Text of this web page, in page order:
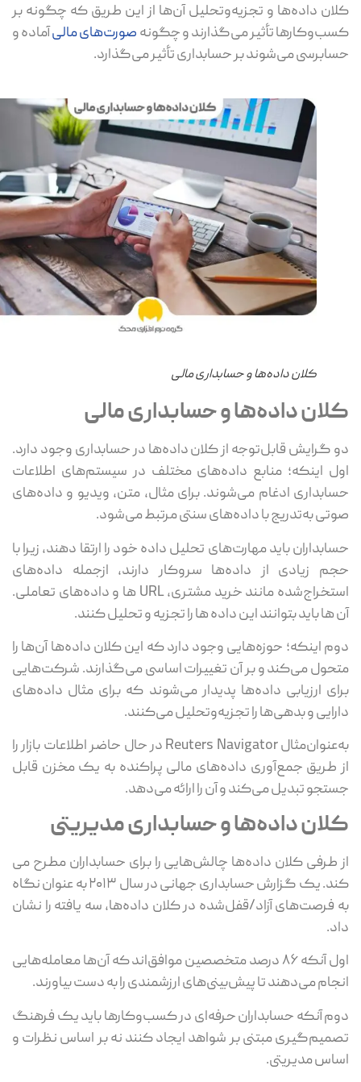
داده‌ها و تجزیه‌وتحلیل آن‌ها از این طریق که چگونه بر
تأثیر می‌گذارند و چگونهصورت‌های مالیآماده و
می‌شوند بر حسابداری تأثیر می‌گذارد.
کلان داده‌ها و حسابداری مالی
داده‌ها و حسابداری مالی
گرایش قابل‌توجه از کلان داده‌ها در حسابداری وجود دارد.
اینکه؛ منابع داده‌های مختلف در سیستم‌های اطلاعات
ادغام می‌شوند. برای مثال، متن، ویدیو و داده‌های
به‌تدریج با داده‌های سنتی مرتبط می‌شود.
باید مهارت‌های تحلیل داده خود را ارتقا دهند، زیرا با
زیادی از داده‌ها سروکار دارند، ازجمله داده‌های
استخراج‌شده مانند خرید مشتری، URL ها و داده‌های تعاملی.
ها باید بتوانند این داده ها را تجزیه و تحلیل کنند.
اینکه؛ حوزه‌هایی وجود دارد که این کلان داده‌ها آن‌ها را
می‌کند و بر آن تغییرات اساسی می‌گذارند. شرکت‌هایی
ارزیابی داده‌ها پدیدار می‌شوند که برای مثال داده‌های
و بدهی‌ها را تجزیه‌وتحلیل می‌کنند.
به‌عنوان‌مثال Reuters Navigator در حال حاضر اطلاعات بازار را
طریق جمع‌آوری داده‌های مالی پراکنده به یک مخزن قابل
تبدیل می‌کند و آن را ارائه می‌دهد.
داده‌ها و حسابداری مدیریتی
طرفی کلان داده‌ها چالش‌هایی را برای حسابداران مطرح می
کند. یک گزارش حسابداری جهانی در سال ۲۰۱۳ به عنوان نگاه
فرصت‌های آزاد/قفل‌شده در کلان داده‌ها، سه یافته را نشان
اول آنکه ۸۶ درصد متخصصین موافق‌اند که آن‌ها معامله‌هایی
می‌دهند تا پیش‌بینی‌های ارزشمندی را به دست بیاورند.
آنکه حسابداران حرفه‌ای در کسب‌وکارها باید یک فرهنگ
مبتنی بر شواهد ایجاد کنند نه بر اساس نظرات و
مدیریتی.